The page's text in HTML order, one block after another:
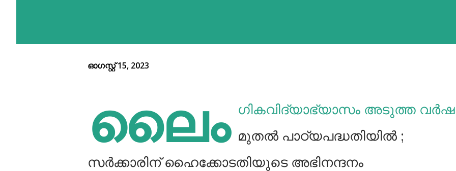
ഓഗസ്റ്റ് 15, 2023
ലൈം ഗികവിദ്യാഭ്യാസം അടുത്ത
മുതൽ പാഠ്യപദ്ധതിയിൽ ;
സർക്കാരിന്‌ ഹൈക്കോടതിയുടെ അഭിനന്ദനം